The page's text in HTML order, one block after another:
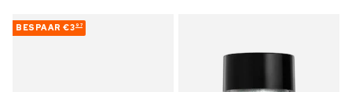
BESPAAR €3 97